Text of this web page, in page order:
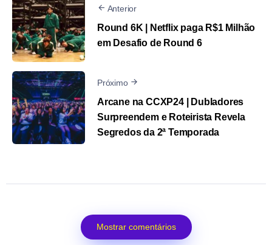
Anterior
Round 6K | Netflix paga R$1 Milhão
em Desafio de Round 6
Próximo
Arcane na CCXP24 | Dubladores
Surpreendem e Roteirista Revela
Segredos da 2ª Temporada
Mostrar comentários